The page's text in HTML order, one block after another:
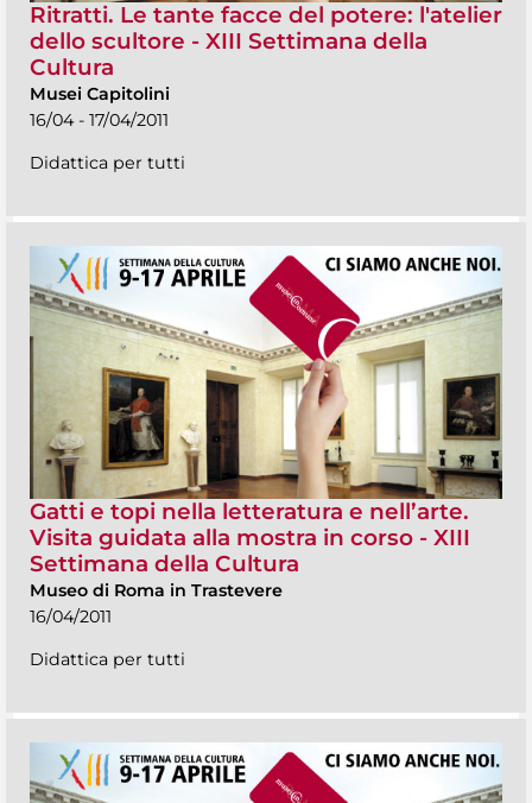
Ritratti. Le tante facce del potere: l'atelier
dello scultore - XIII Settimana della
Cultura
Musei Capitolini
16/04 - 17/04/2011
Didattica per tutti
Gatti e topi nella letteratura e nell’arte.
Visita guidata alla mostra in corso - XIII
Settimana della Cultura
Museo di Roma in Trastevere
16/04/2011
Didattica per tutti